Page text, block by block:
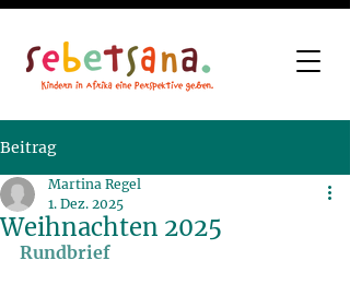
Beitrag
Weihnachten 2025
Martina Regel
1. Dez. 2025
Rundbrief